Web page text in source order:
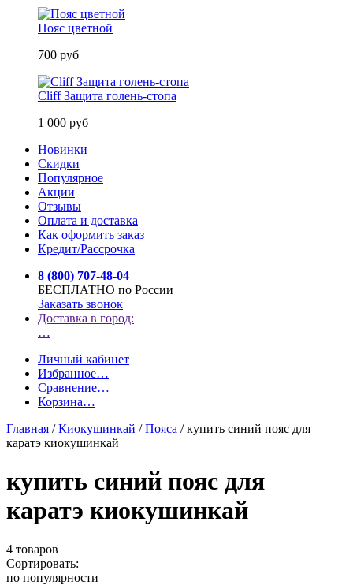
Пояс цветной
700 руб
Cliff Защита голень-стопа
1 000 руб
Новинки
Скидки
Популярное
Акции
Отзывы
Оплата и доставка
Как оформить заказ
Кредит/Рассрочка
8 (800) 707-48-04
БЕСПЛАТНО по России
Заказать звонок
Доставка в город:
…
Личный кабинет
Избранное…
Сравнение…
Корзина…
Главная /Киокушинкай /Пояса /купить синий пояс для
каратэ киокушинкай
купить синий пояс для
каратэ киокушинкай
4 товаров
Сортировать:
по популярности